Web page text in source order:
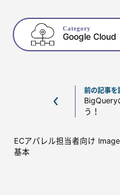
Category
Google Cloud
前の記事を
BigQuery
う！
ECアパレル担当者向け
基本